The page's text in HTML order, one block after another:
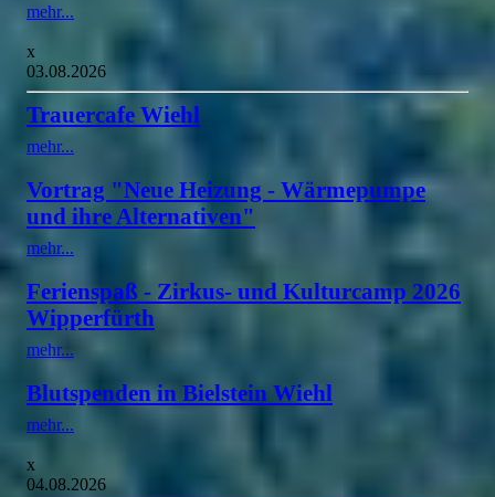
mehr...
x
03.08.2026
Trauercafe Wiehl
mehr...
Vortrag "Neue Heizung - Wärmepumpe
und ihre Alternativen"
mehr...
Ferienspaß - Zirkus- und Kulturcamp 2026
Wipperfürth
mehr...
Blutspenden in Bielstein Wiehl
mehr...
x
04.08.2026